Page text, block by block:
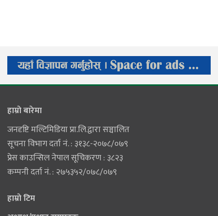
हाम्राे बारेमा
जनदृष्टि मल्टिमिडिया प्रा.लि.द्वारा सञ्चालित
सूचना विभाग दर्ता नं. : ३१३८-२०७८/०७९
प्रेस काउन्सिल नेपाल सूचिकरण : ३८२३
कम्पनी दर्ता नं. : २७५३५२/०७८/०७९
हाम्राे टिम